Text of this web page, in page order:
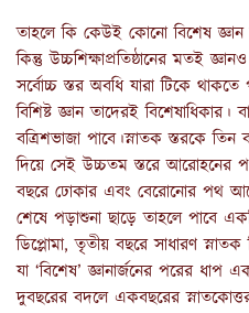
তাহলে কি কেউই কোনো বিশেষ
কিন্তু উচ্চশিক্ষাপ্রতিষ্ঠানের মতই
সর্বোচ্চ স্তর অবধি যারা টিকে থাকতে
বিশিষ্ট জ্ঞান তাদেরই বিশেষাধিকার।
বত্রিশভাজা পাবে।স্নাতক স্তরকে
দিয়ে সেই উচ্চতম স্তরে আরোহনের
বছরে ঢোকার এবং বেরোনোর পথ
শেষে পড়াশুনা ছাড়ে তাহলে পাবে
ডিপ্লোমা, তৃতীয় বছরে সাধারণ স্নাতক
যা ‘বিশেষ’ জ্ঞানার্জনের পরের
দুবছরের বদলে একবছরের